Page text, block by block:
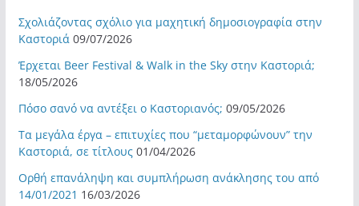
Σχολιάζοντας σχόλιο για μαχητική δημοσιογραφία στην
Καστοριά 09/07/2026
Έρχεται Beer Festival & Walk in the Sky στην Καστοριά;
18/05/2026
Πόσο σανό να αντέξει ο Καστοριανός; 09/05/2026
Τα μεγάλα έργα – επιτυχίες που “μεταμορφώνουν” την
Καστοριά, σε τίτλους 01/04/2026
Ορθή επανάληψη και συμπλήρωση ανάκλησης του από
14/01/2021 16/03/2026